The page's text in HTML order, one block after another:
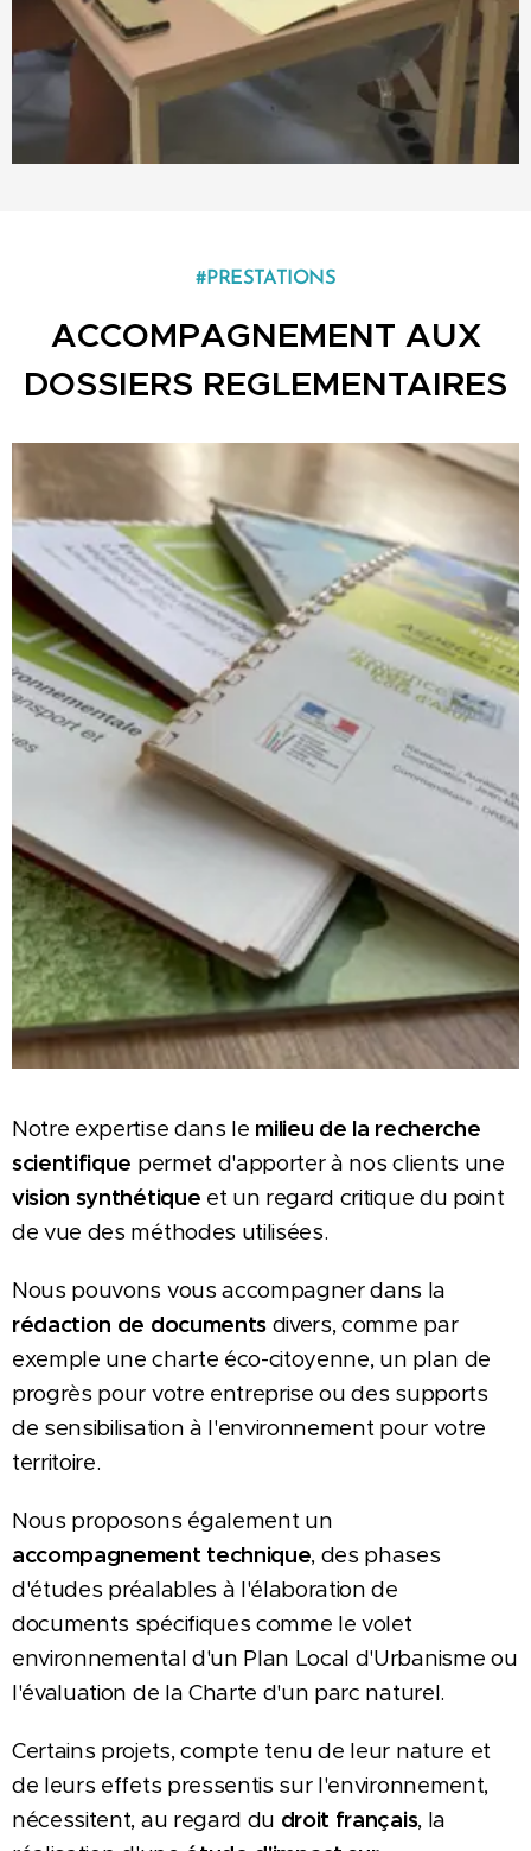
#PRESTATIONS
ACCOMPAGNEMENT AUX
DOSSIERS REGLEMENTAIRES
Notre expertise dans le milieu de la recherche
scientifique permet d'apporter à nos clients une
vision synthétique et un regard critique du point
de vue des méthodes utilisées.
Nous pouvons vous accompagner dans la
rédaction de documentsdivers, comme par
exemple une charte éco-citoyenne, un plan de
progrès pour votre entreprise ou des supports
de sensibilisation à l'environnement pour votre
territoire.
Nous proposons également un
accompagnement technique, des phases
d'études préalables à l'élaboration de
documents spécifiques comme le volet
environnemental d'un Plan Local d'Urbanisme ou
l'évaluation de la Charte d'un parc naturel.
Certains projets, compte tenu de leur nature et
de leurs effets pressentis sur l'environnement,
nécessitent, au regard du droit français, la